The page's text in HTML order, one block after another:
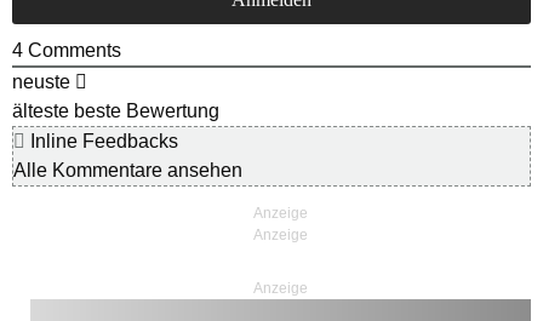
4 Comments
neuste
älteste beste Bewertung
Inline Feedbacks
Alle Kommentare ansehen
Anzeige